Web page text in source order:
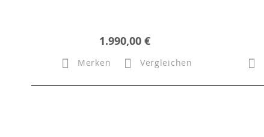
1.990,00 €
Merken Vergleichen